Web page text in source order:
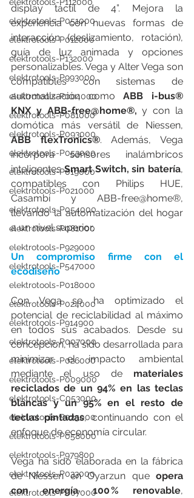
elektrotools-P051000
elektrotools-P012000
elektrotools-P132000
elektrotools-P993000
elektrotools-P004000
elektrotools-P081000
elektrotools-P093000
elektrotools-P053000
elektrotools-P019000
elektrotools-P021000
elektrotools-P054000
elektrotools-P081000
elektrotools-P929000
elektrotools-P547000
elektrotools-P018000
elektrotools-P024000
elektrotools-P914900
elektrotools-P007000
elektrotools-P026000
elektrotools-P009000
elektrotools-C053000
elektrotools-P025000
elektrotools-P058000
elektrotools-P979800
elektrotools-P033000
elektrotools-P007000
display táctil de 4”. Mejora la
experiencia con nuevas formas de
interacción (deslizamiento, rotación),
guía de luz animada y opciones
personalizables. Vega y Alter Vega son
compatibles con sistemas de
automatización como ABB i-bus®
KNX y ABB-free@home®, y con la
ABB flexTronics®. Además, Vega
incorpora sensores inalámbricos
inteligentes Smart Switch, sin batería,
compatibles con Philips HUE,
Casambi y ABB-free@home®,
llevando la automatización del hogar
a un nivel superior.
Un compromiso firme con el
ecodiseño
Con Vega se ha optimizado el
potencial de reciclabilidad al máximo
en todos sus acabados. Desde su
concepción, ha sido desarrollada para
minimizar el impacto ambiental
mediante el uso de materiales
reciclados de un 94% en las teclas
blancas y un 95% en el resto de
teclas pintadas, continuando con el
enfoque de economía circular.
Vega ha sido elaborada en la fábrica
de Niessen en Oyarzun que opera
con energía 100 % renovable,